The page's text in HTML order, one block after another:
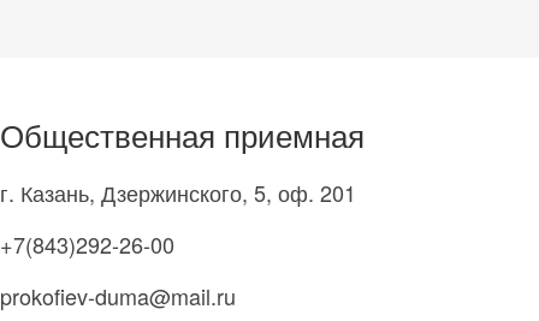
Общественная приемная
г. Казань, Дзержинского, 5, оф. 201
+7(843)292-26-00
prokofiev-duma@mail.ru